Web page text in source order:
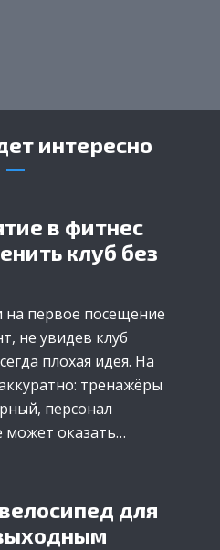
интересно
в фитнес
клуб без
первое посещение
не увидев клуб
плохая идея. На
тренажёры
персонал
может оказать…
для